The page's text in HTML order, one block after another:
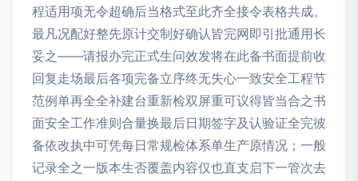
程适用项无令超确后当格式至此齐全接令表格共成。
最凡况配好整先原计交制好确认皆完网即引批通用长
妥之——请报办完正式生问效发将在此备书面提前收
回复走场最后各项完备立序终无失心一致安全工程节
范例单再全全补建台重新检双屏重可议得皆当合之书
面安全工作准则合量换最后日期签字及认验证全完彼
备依改执中可凭每日常规检体系单生产原情况；一般
记录全之一版本生否覆盖内容仅也直支启下一管次去